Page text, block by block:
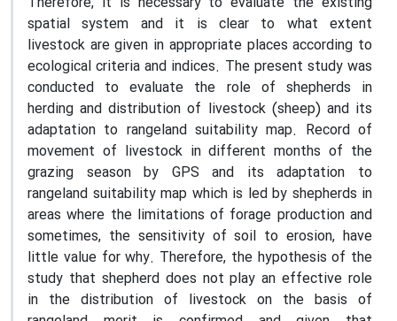
spatial system and it is clear to what extent
livestock are given in appropriate places according to
ecological criteria and indices. The present study was
conducted to evaluate the role of shepherds in
herding and distribution of livestock (sheep) and its
adaptation to rangeland suitability map. Record of
movement of livestock in different months of the
grazing season by GPS and its adaptation to
rangeland suitability map which is led by shepherds in
areas where the limitations of forage production and
sometimes, the sensitivity of soil to erosion, have
little value for why. Therefore, the hypothesis of the
study that shepherd does not play an effective role
in the distribution of livestock on the basis of